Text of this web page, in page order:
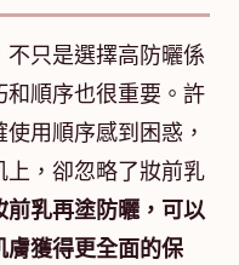
只是選擇高防曬係
順序也很重要。許
用順序感到困惑，
，卻忽略了妝前乳
前乳再塗防曬，可以
獲得更全面的保